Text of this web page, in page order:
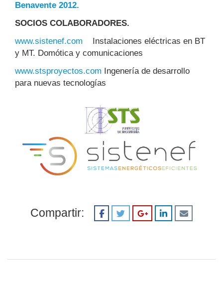
Benavente 2012.
SOCIOS COLABORADORES.
www.sistenef.com Instalaciones eléctricas en BT
y MT. Domótica y comunicaciones
www.stsproyectos.com Ingenería de desarrollo
para nuevas tecnologías
Compartir: